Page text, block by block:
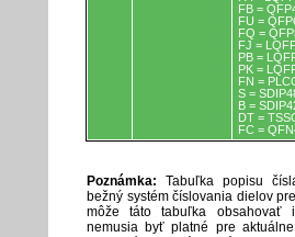
FB =
FU =
FQ =
FJ =
PB =
PK =
FN =
S =
B =
DT =
FC =
Poznámka: Tabuľka popisu
bežný systém číslovania dielov
môže táto tabuľka obsahovať
nemusia byť platné pre